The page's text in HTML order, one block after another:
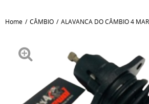
Home CÂMBIO ALAVANCA DO CÂMBIO 4